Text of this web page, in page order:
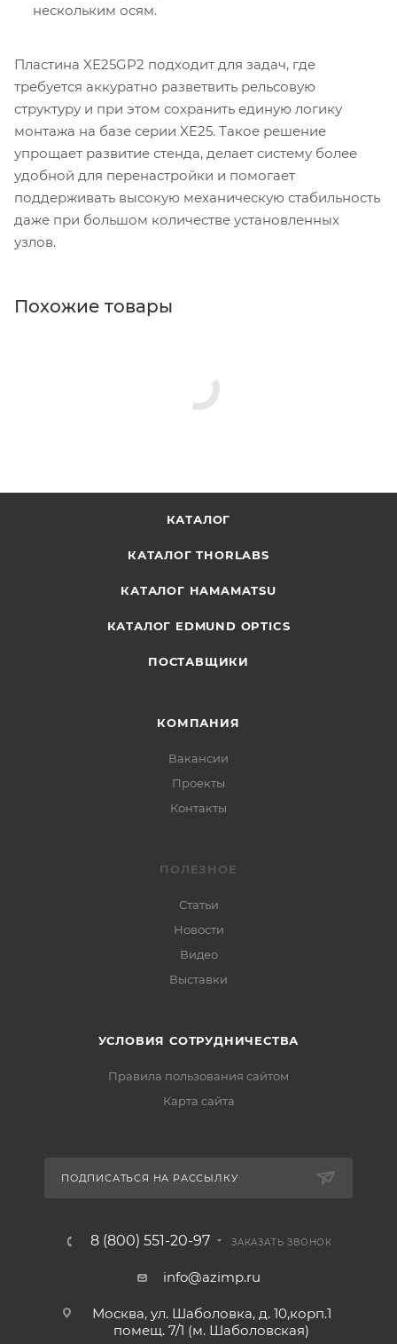
нескольким осям.
Пластина XE25GP2 подходит для задач, где
требуется аккуратно разветвить рельсовую
структуру и при этом сохранить единую логику
монтажа на базе серии XE25. Такое решение
упрощает развитие стенда, делает систему более
удобной для перенастройки и помогает
поддерживать высокую механическую стабильность
даже при большом количестве установленных
узлов.
Похожие товары
КАТАЛОГ
КАТАЛОГ THORLABS
КАТАЛОГ HAMAMATSU
КАТАЛОГ EDMUND OPTICS
ПОСТАВЩИКИ
КОМПАНИЯ
Вакансии
Проекты
Контакты
ПОЛЕЗНОЕ
Статьи
Новости
Видео
Выставки
УСЛОВИЯ СОТРУДНИЧЕСТВА
Правила пользования сайтом
Карта сайта
ПОДПИСАТЬСЯ НА РАССЫЛКУ
8 (800) 551-20-97 ЗАКАЗАТЬ ЗВОНОК
info@azimp.ru
Москва, ул. Шаболовка, д. 10,корп.1
помещ. 7/1 (м. Шаболовская)